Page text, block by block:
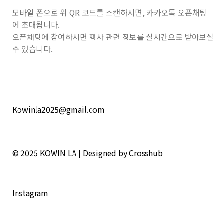
모바일 폰으로 위 QR 코드를 스캔하시면, 카카오톡 오픈채팅
에 초대됩니다.
오픈채팅에 참여하시면 행사 관련 정보를 실시간으로 받아보실
수 있습니다.
Kowinla2025@gmail.com
© 2025 KOWIN LA | Designed by Crosshub
Instagram